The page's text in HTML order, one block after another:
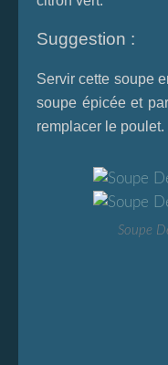
Suggestion :
Servir cette soupe
soupe épicée et
remplacer le poulet.
Soupe